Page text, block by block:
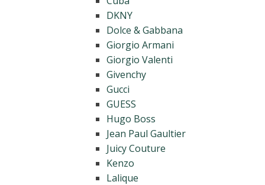
DKNY
Dolce & Gabbana
Giorgio Armani
Giorgio Valenti
Givenchy
Gucci
GUESS
Hugo Boss
Jean Paul Gaultier
Juicy Couture
Kenzo
Lalique